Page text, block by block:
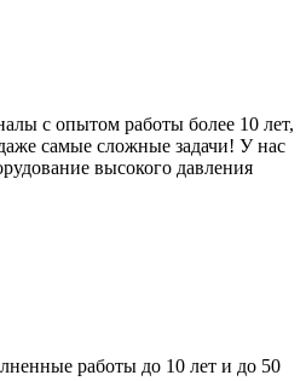
с опытом работы более 10 лет,
самые сложные задачи! У нас
высокого давления
работы до 10 лет и до 50